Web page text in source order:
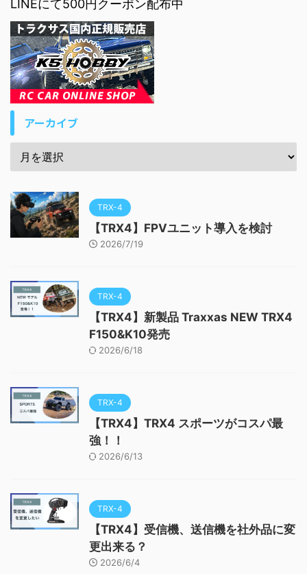
LINEにて500円クーポン配布中
アーカイブ
TRX-4
【TRX4】FPVユニット導入を検討
2026/7/19
TRX-4
【TRX4】新製品 Traxxas NEW TRX4
F150&K10発売
2026/6/18
TRX-4
【TRX4】TRX4 スポーツがコスパ最
強！！
2026/6/13
TRX-4
【TRX4】受信機、送信機を社外品に変
更出来る？
2026/6/4